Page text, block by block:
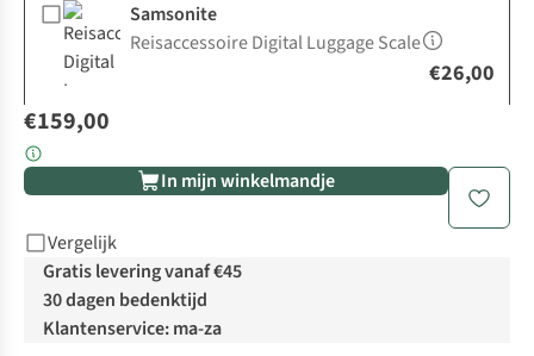
Samsonite
Reisaccessoire Digital Luggage Scale
€26,00
€159,00
In mijn winkelmandje
Vergelijk
Gratis levering vanaf €45
30 dagen bedenktijd
Klantenservice: ma-za